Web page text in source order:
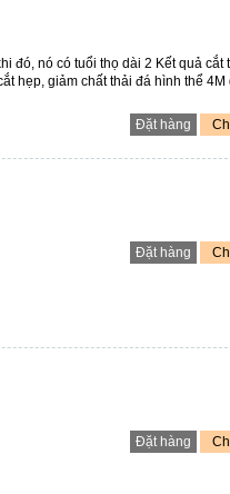
đó, nó có tuổi thọ dài 2 Kết quả cắt
hẹp, giảm chất thải đá hình thể 4M
Đặt hàng
Đặt hàng
Đặt hàng